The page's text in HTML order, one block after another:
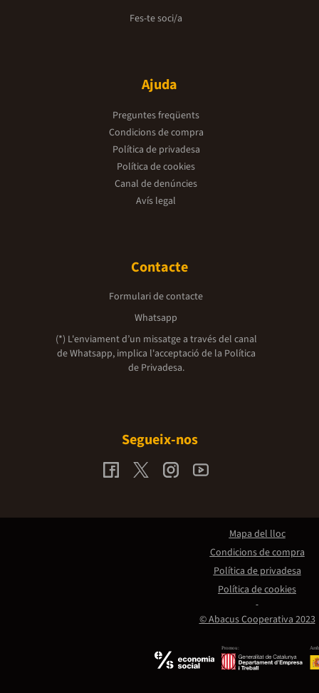
Fes-te soci/a
Ajuda
Preguntes freqüents
Condicions de compra
Política de privadesa
Política de cookies
Canal de denúncies
Avís legal
Contacte
Formulari de contacte
Whatsapp
(*) L'enviament d’un missatge a través del canal
de Whatsapp, implica l'acceptació de la Política
de Privadesa.
Segueix-nos
Promou:
© Abacus Cooperativa 2023
Mapa del lloc
Condicions de compra
Política de privadesa
Política de cookies